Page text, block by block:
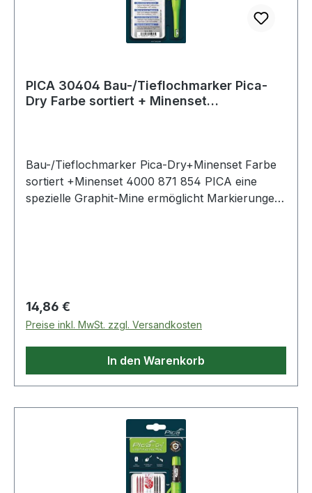
PICA 30404 Bau-/Tieflochmarker Pica-
Dry Farbe sortiert + Minenset
Bau-/Tieflochmarker Pica-Dry+Minenset Farbe
sortiert +Minenset 4000 871 854 PICA eine
spezielle Graphit-Mine ermöglicht Markierungen
Lieferung im Köcherschoner mit Taschenclip und
Ersatzminenset · 4000 871 973 inkl.
Ersatzminenset 4000 871 854 (3x blau / 2x weiß
/ 3x grün - wasserstrahlfest)
Regulärer Preis:
14,86 €
Preise inkl. MwSt. zzgl. Versandkosten
In den Warenkorb